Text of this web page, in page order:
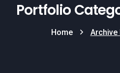
Portfolio
Home Archive